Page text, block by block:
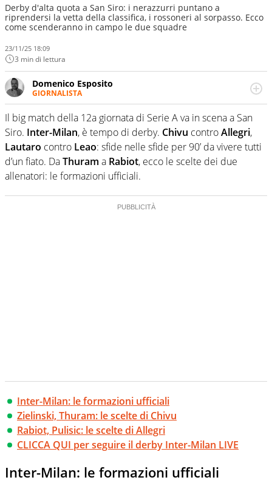
Derby d'alta quota a San Siro: i nerazzurri puntano a
riprendersi la vetta della classifica, i rossoneri al sorpasso. Ecco
come scenderanno in campo le due squadre
23/11/25 18:09
3 min di lettura
Domenico Esposito
GIORNALISTA
Da vent’anni in campo e sul campo per vivere ogni evento
in tutte le sue sfaccettature. Passione smisurata per il
calcio e per la sfera di cuoio. Il pallone è una cosa
serissima, guai a dirgli di no
Il big match della 12a giornata di Serie A va in scena a San
Siro. Inter-Milan, è tempo di derby. Chivu controAllegri,
Lautaro contro Leao: sfide nelle sfide per 90’ da vivere tutti
d’un fiato. DaThuram a Rabiot, ecco le scelte dei due
allenatori: le formazioni ufficiali.
Inter-Milan: le formazioni ufficiali
Zielinski, Thuram: le scelte di Chivu
Rabiot, Pulisic: le scelte di Allegri
CLICCA QUI per seguire il derby Inter-Milan LIVE
Inter-Milan: le formazioni ufficiali